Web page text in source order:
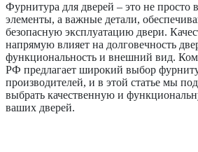
Фурнитура для дверей – это не просто
элементы, а важные детали,
безопасную эксплуатацию двери.
напрямую влияет на долговечность
функциональность и внешний вид.
РФ предлагает широкий выбор
производителей, и в этой статье мы
выбрать качественную и
ваших дверей.